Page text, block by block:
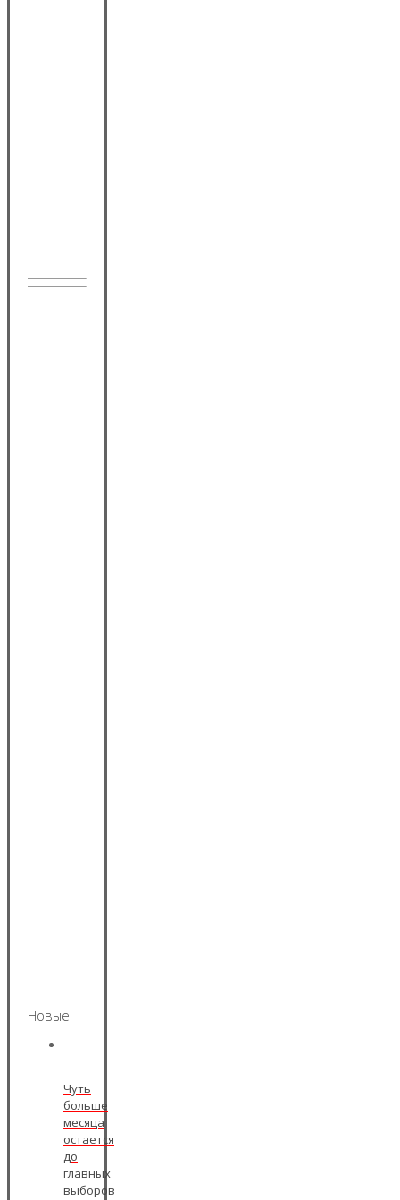
Новые
Чуть
больше
месяца
остается
до
главных
выборов